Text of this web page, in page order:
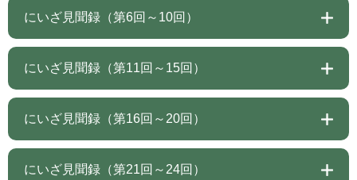
にいざ見聞録（第6回～10回）
にいざ見聞録（第11回～15回）
にいざ見聞録（第16回～20回）
にいざ見聞録（第21回～24回）